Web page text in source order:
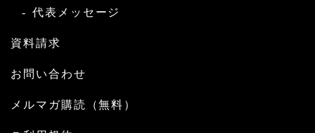
代表メッセージ
資料請求
お問い合わせ
メルマガ購読（無料）